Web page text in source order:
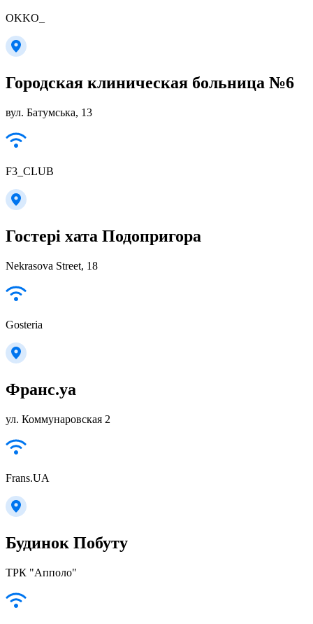
OKKO_
Городская клиническая больница №6
вул. Батумська, 13
F3_CLUB
Гостері хата Подопригора
Nekrasova Street, 18
Gosteria
Франс.уа
ул. Коммунаровская 2
Frans.UA
Будинок Побуту
ТРК "Апполо"